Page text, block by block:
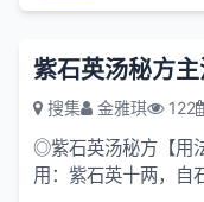
搜集 金雅琪 122
◎紫石英汤秘方【用
用：紫石英十两，自